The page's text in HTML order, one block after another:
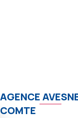
AGENCE
COMTE